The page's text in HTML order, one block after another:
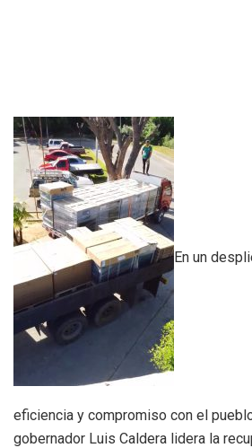
En un
eficiencia y compromiso con el
gobernador Luis Caldera lidera la